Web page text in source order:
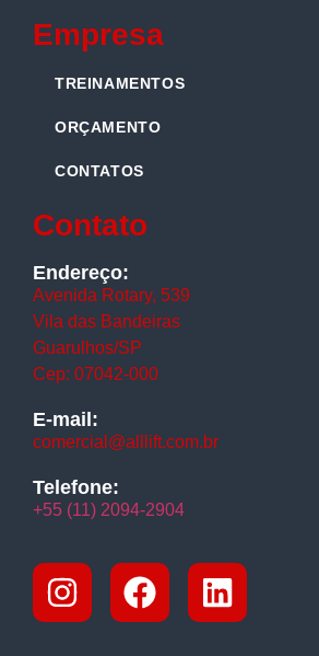
Empresa
TREINAMENTOS
ORÇAMENTO
CONTATOS
Contato
Endereço:
Avenida Rotary, 539
Vila das Bandeiras
Guarulhos/SP
Cep: 07042-000
E-mail:
comercial@alllift.com.br
Telefone:
+55 (11) 2094-2904